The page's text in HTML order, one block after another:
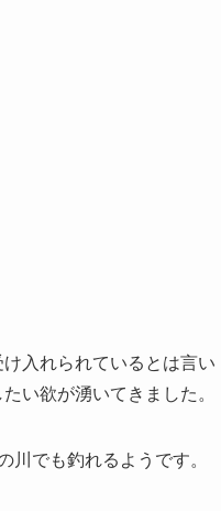
入れられているとは言い
い欲が湧いてきました。
でも釣れるようです。